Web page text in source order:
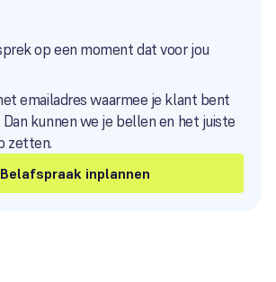
op een moment dat voor jou
emailadres waarmee je klant bent
kunnen we je bellen en het juiste
zetten.
Belafspraak inplannen